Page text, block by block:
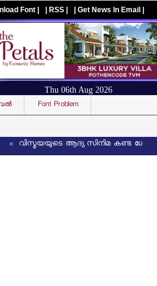
Font | | RSS | | Get News In Email |
Thu 06th Aug 2026
Font Problem
ആദ്യ സിനിമ കണ്ട ശേഷം